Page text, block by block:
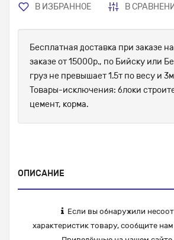
В ИЗБРАННОЕ В
Бесплатная доставка при заказе
заказе от 15000р., по Бийску или
груз не превышает 1.5т по весу и
Товары-исключения: блоки
цемент, корма.
ОПИСАНИЕ
Если вы обнаружили
характеристик товару, сообщите